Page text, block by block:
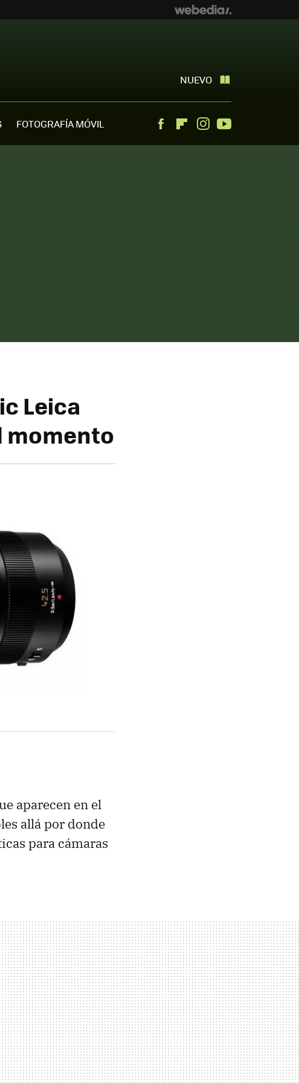
NUEVO
FOTOGRAFÍA MÓVIL FacebookFlipboardInstagram
Leica
momento
aparecen en el
allá por donde
para cámaras